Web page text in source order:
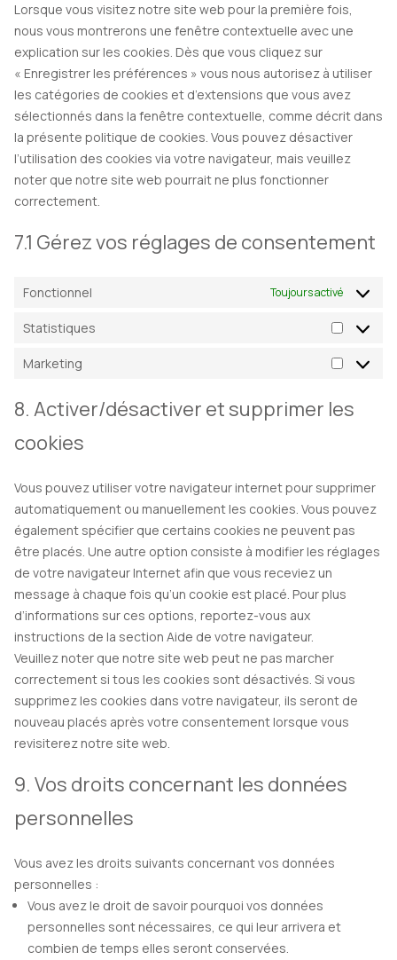
Lorsque vous visitez notre site web pour la première fois,
nous vous montrerons une fenêtre contextuelle avec une
explication sur les cookies. Dès que vous cliquez sur
« Enregistrer les préférences » vous nous autorisez à utiliser
les catégories de cookies et d’extensions que vous avez
sélectionnés dans la fenêtre contextuelle, comme décrit dans
la présente politique de cookies. Vous pouvez désactiver
l’utilisation des cookies via votre navigateur, mais veuillez
noter que notre site web pourrait ne plus fonctionner
correctement.
7.1 Gérez vos réglages de consentement
Fonctionnel Toujours activé
Statistiques
Marketing
8. Activer/désactiver et supprimer les
cookies
Vous pouvez utiliser votre navigateur internet pour supprimer
automatiquement ou manuellement les cookies. Vous pouvez
également spécifier que certains cookies ne peuvent pas
être placés. Une autre option consiste à modifier les réglages
de votre navigateur Internet afin que vous receviez un
message à chaque fois qu’un cookie est placé. Pour plus
d’informations sur ces options, reportez-vous aux
instructions de la section Aide de votre navigateur.
Veuillez noter que notre site web peut ne pas marcher
correctement si tous les cookies sont désactivés. Si vous
supprimez les cookies dans votre navigateur, ils seront de
nouveau placés après votre consentement lorsque vous
revisiterez notre site web.
9. Vos droits concernant les données
personnelles
Vous avez les droits suivants concernant vos données
personnelles :
Vous avez le droit de savoir pourquoi vos données
personnelles sont nécessaires, ce qui leur arrivera et
combien de temps elles seront conservées.